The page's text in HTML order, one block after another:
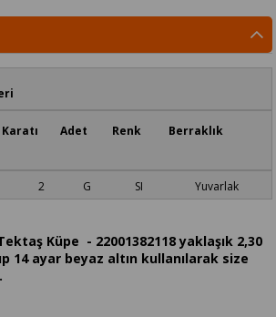
Karatı Adet Renk Berraklık
2 G SI Yuvarlak
Küpe - 22001382118 yaklaşık 2,30
14 ayar beyaz altın kullanılarak size